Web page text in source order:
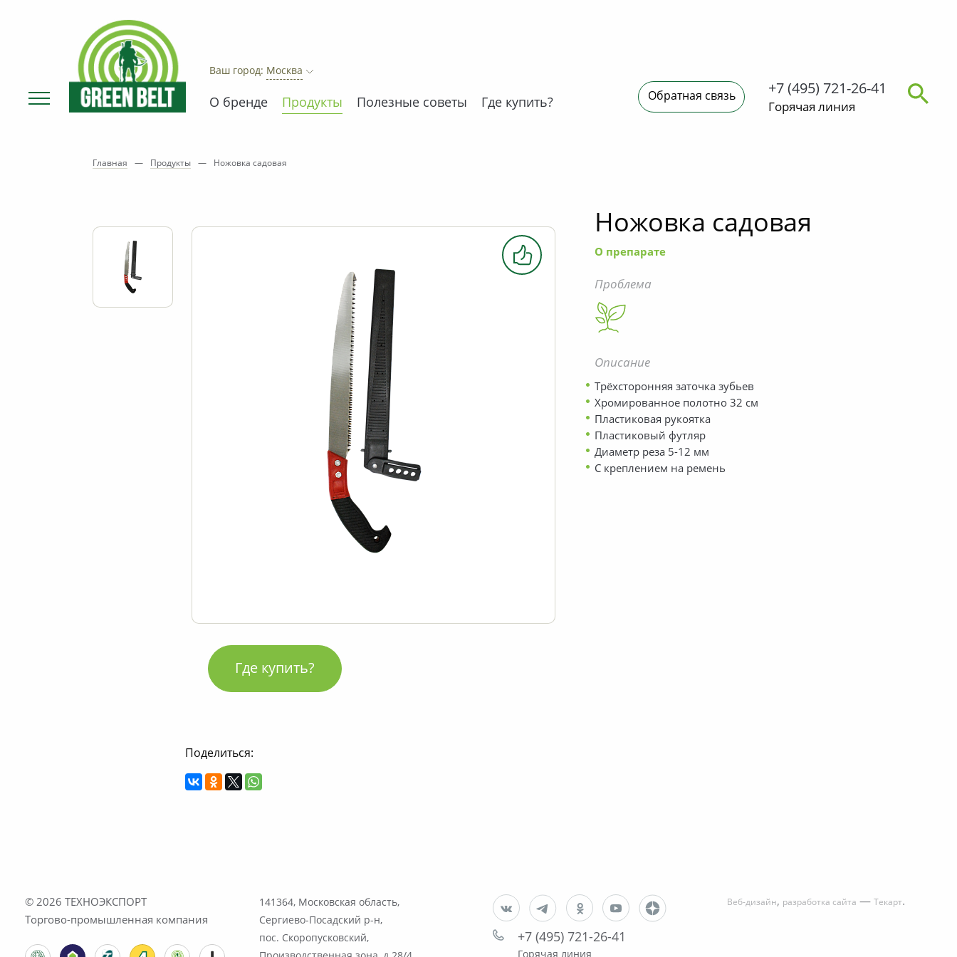
Ваш город: Москва
О бренде Продукты Полезные советы Где купить? Обратная связь +7 (495) 721-26-41
Главная — Продукты — Ножовка садовая
Где купить?
Поделиться:
Ножовка садовая
О препарате
Проблема
Описание
Трёхсторонняя заточка зубьев
Хромированное полотно 32 см
Пластиковая рукоятка
Пластиковый футляр
Диаметр реза 5-12 мм
С креплением на ремень
© 2026 ТЕХНОЭКСПОРТ
Торгово-промышленная компания
141364, Московская область,
Сергиево-Посадский р-н,
пос. Скоропусковский,
+7 (495) 721-26-41
Горячая линия
Веб-дизайн, разработка сайта — Текарт.